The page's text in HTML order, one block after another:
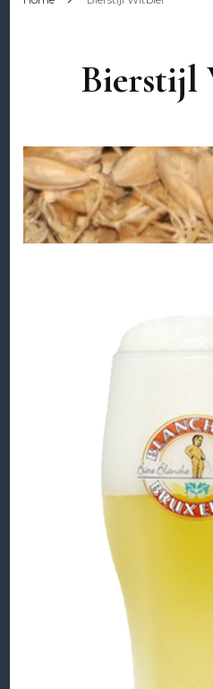
Bierstijl